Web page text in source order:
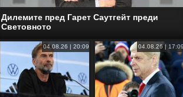
Дилемите пред Гарет Саутгейт преди
Световното
04.08.26 | 20:09 04.08.26 | 17:09